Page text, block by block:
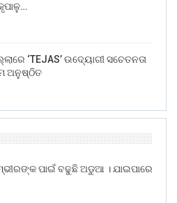
‘TEJAS’ ଉଦ୍ୟୋଗୀ ସଚେତନତା
ଅନୁଷ୍ଠିତ
ପାଇଁ ବଢୁଛି ଅଡୁଆ । ଯାଇପାରେ